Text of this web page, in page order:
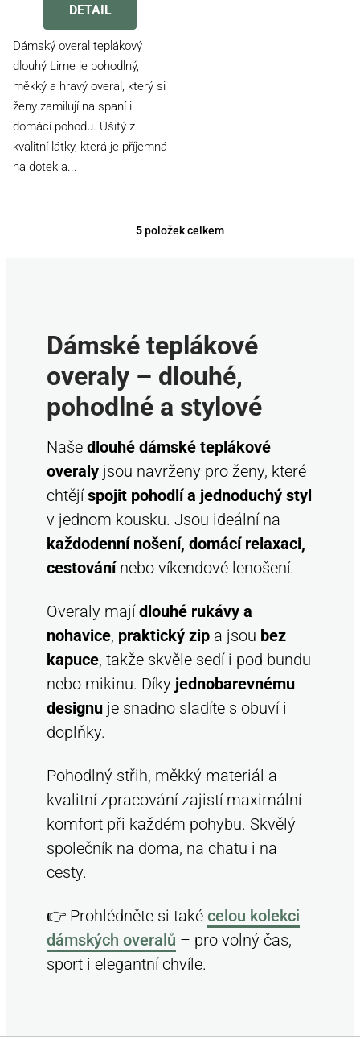
produktu
2,8
5
hvězdiček.
DETAIL
Dámský overal teplákový
dlouhý Lime je pohodlný,
měkký a hravý overal, který si
ženy zamilují na spaní i
domácí pohodu. Ušitý z
kvalitní látky, která je příjemná
na dotek a...
O
a
c
í
p
r
k
v
ý
p
i
s
u
5položek celkem
Dámské teplákové
overaly – dlouhé,
pohodlné a stylové
Naše dlouhé dámské teplákové
overaly jsou navrženy pro ženy, které
chtějíspojit pohodlí a jednoduchý styl
v jednom kousku. Jsou ideální na
každodenní nošení, domácí relaxaci,
cestovánínebo víkendové lenošení.
Overaly majídlouhé rukávy a
nohavice, praktický zip a jsou bez
kapuce, takže skvěle sedí i pod bundu
nebo mikinu. Díky jednobarevnému
designu je snadno sladíte s obuví i
doplňky.
Pohodlný střih, měkký materiál a
kvalitní zpracování zajistí maximální
komfort při každém pohybu. Skvělý
společník na doma, na chatu i na
cesty.
👉 Prohlédněte si také celou kolekci
dámských overalů – pro volný čas,
sport i elegantní chvíle.